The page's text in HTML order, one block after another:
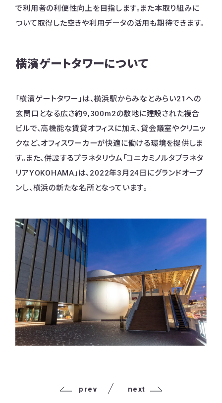
で利用者の利便性向上を目指します。また本取り組みに
ついて取得した空きや利用データの活用も期待できます。
横濱ゲートタワーについて
「横濱ゲートタワー」は、横浜駅からみなとみらい21への
玄関口となる広さ約9,300m2の敷地に建設された複合
ビルで、高機能な賃貸オフィスに加え、貸会議室やクリニッ
クなど、オフィスワーカーが快適に働ける環境を提供しま
す。また、併設するプラネタリウム「コニカミノルタプラネタ
リアYOKOHAMA」は、2022年3月24日にグランドオープ
ンし、横浜の新たな名所となっています。
prev next